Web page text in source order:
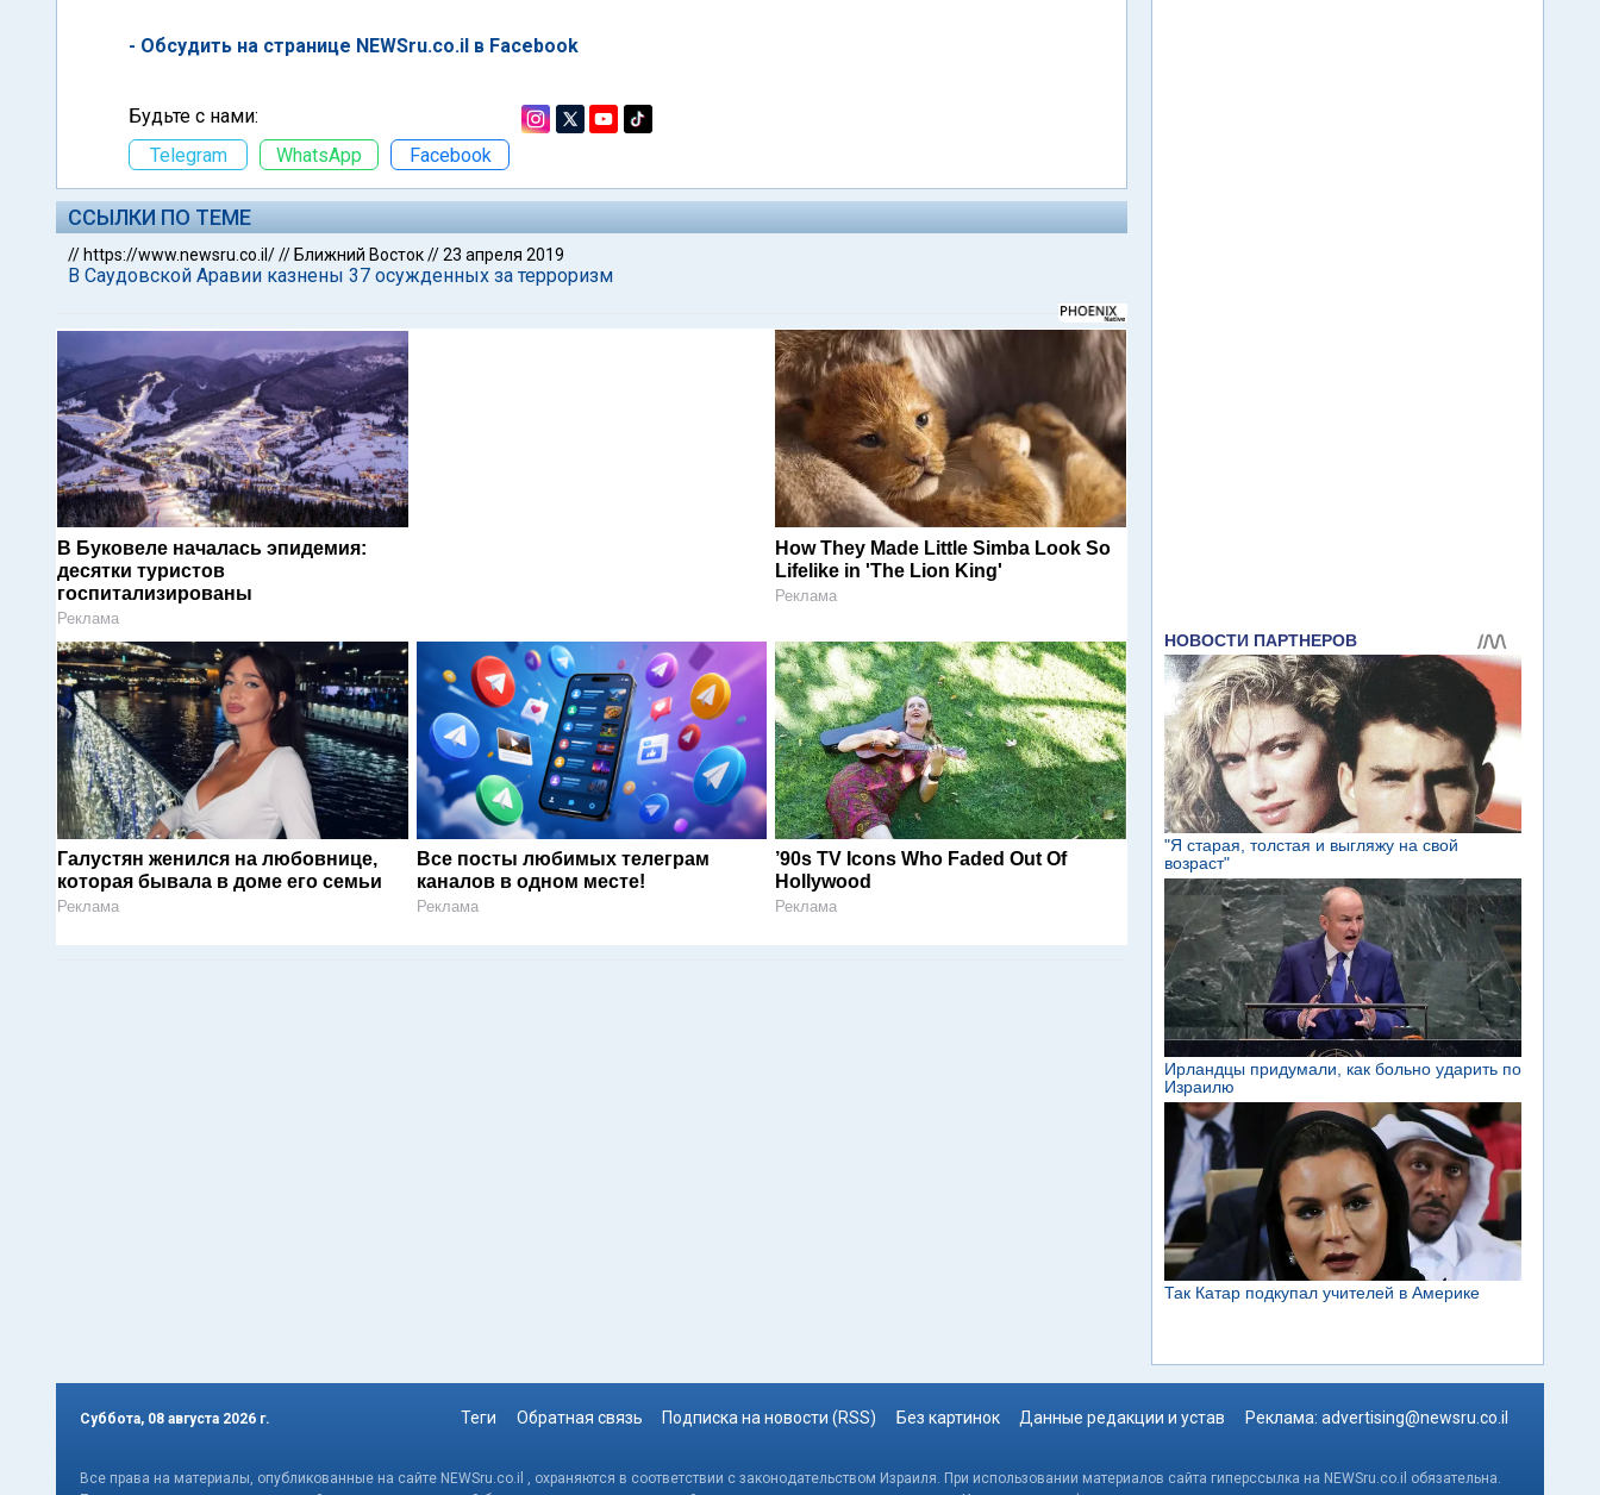
- Обсудить на странице NEWSru.co.il в Facebook
Будьте с нами:
Telegram
WhatsApp Facebook
ССЫЛКИ ПО ТЕМЕ
// https://www.newsru.co.il/// Ближний Восток//23 апреля 2019
В Саудовской Аравии казнены 37 осужденных за терроризм
В Буковеле началась эпидемия:
десятки туристов
госпитализированы
Реклама
How They Made Little Simba Look So
Lifelike in 'The Lion King'
Реклама
Галустян женился на любовнице,
которая бывала в доме его семьи
Реклама
Все посты любимых телеграм
каналов в одном месте!
Реклама
’90s TV Icons Who Faded Out Of
Hollywood
Реклама
Суббота, 08 августа 2026 г. Теги Обратная связь Подписка на новости (RSS) Без картинок Данные редакции и устав Реклама: advertising@newsru.co.il
Все права на материалы, опубликованные на сайте NEWSru.co.il , охраняются в соответствии с законодательством Израиля. При использовании материалов сайта гиперссылка на NEWSru.co.il обязательна.